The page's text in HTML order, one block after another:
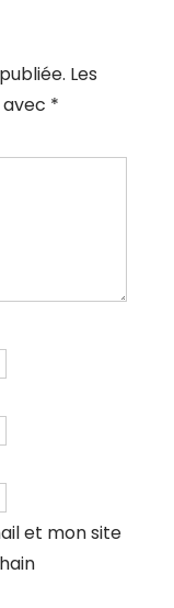
Les
*
et mon site